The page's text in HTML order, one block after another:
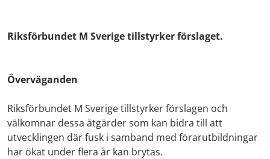
Riksförbundet M Sverige tillstyrker förslaget.
Överväganden
Riksförbundet M Sverige tillstyrker förslagen och
välkomnar dessa åtgärder som kan bidra till att
utvecklingen där fusk i samband med förarutbildningar
har ökat under flera år kan brytas.